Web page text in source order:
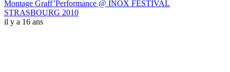
Montage Graff’Performance @ INOX FESTIVAL
STRASBOURG 2010
il y a 16 ans